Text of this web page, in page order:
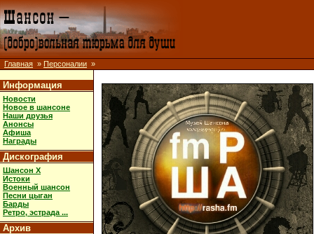
Главная » Персоналии »
Информация
Новости
Новое в шансоне
Наши друзья
Анонсы
Афиша
Награды
Дискография
Шансон X
Истоки
Военный шансон
Песни цыган
Барды
Ретро, эстрада ...
Архив